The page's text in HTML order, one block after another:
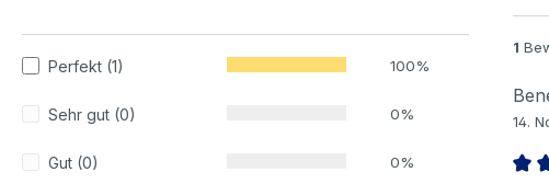
Perfekt (1) 100%
Sehr gut (0) 0%
Gut (0) 0%
1
14.